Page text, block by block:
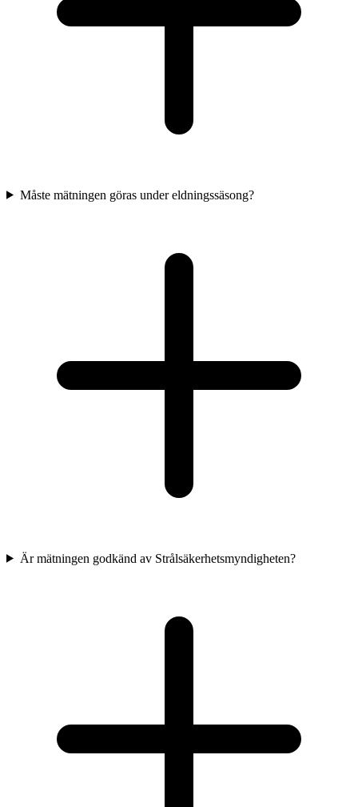
Måste mätningen göras under eldningssäsong?
Är mätningen godkänd av Strålsäkerhetsmyndigheten?